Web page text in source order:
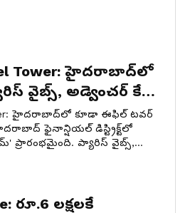
Tower: హైదరాబాద్‌లో
వైబ్స్, అడ్వెంచర్ కేఫ్
హైదరాబాద్‌లో కూడా ఈఫిల్ టవర్
ఫైనాన్షియల్ డిస్ట్రిక్ట్‌లో
ప్రారంభమైంది. ప్యారిస్ వైబ్స్,
రూ.6 లక్షలకే